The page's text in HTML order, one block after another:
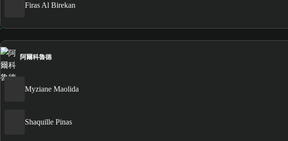
Firas Al Birekan
阿爾科魯德
Myziane Maolida
Shaquille Pinas